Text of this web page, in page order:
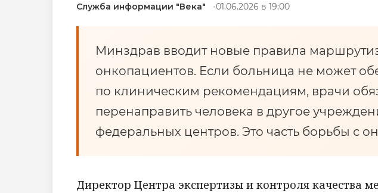
Служба информации "Века" 01.06.2026 в 19:00
Минздрав вводит новые правила
онкопациентов. Если больница не может
по клиническим рекомендациям, врачи
перенаправить человека в другое
федеральных центров. Это часть борьбы с
Директор Центра экспертизы и контроля качества